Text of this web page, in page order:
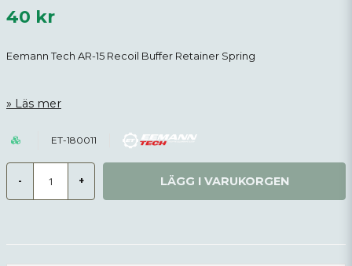
40 kr
Eemann Tech AR-15 Recoil Buffer Retainer Spring
Läs mer
ET-180011
- + LÄGG I VARUKORGEN